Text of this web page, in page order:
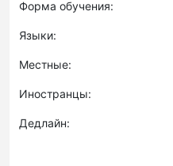
Форма обучения:
Языки:
Местные:
Иностранцы:
Дедлайн: